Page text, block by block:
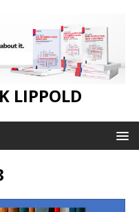
LIPPOLD